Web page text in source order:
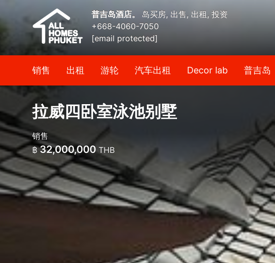
普吉岛酒店。 岛买房, 出售, 出租, 投资
+668-4060-7050
[email protected]
销售 出租 游轮 汽车出租 Decor lab 普吉岛
拉威四卧室泳池别墅
销售
฿ 32,000,000THB